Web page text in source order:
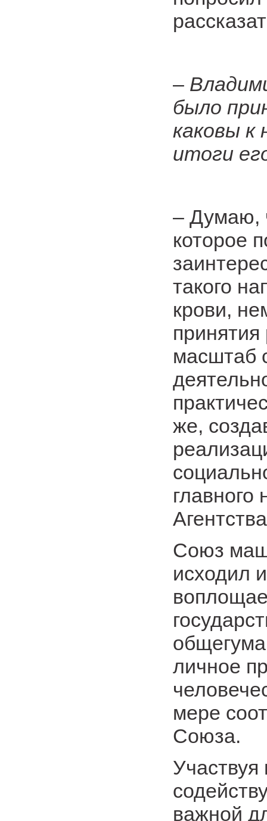
–
было
каковы
итоги
– Думаю,
которое
такого
крови,
масштаб
же,
главного
Союз
исходил
личное
мере
Союза.
важной